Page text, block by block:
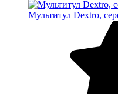
Мультитул Dextro,